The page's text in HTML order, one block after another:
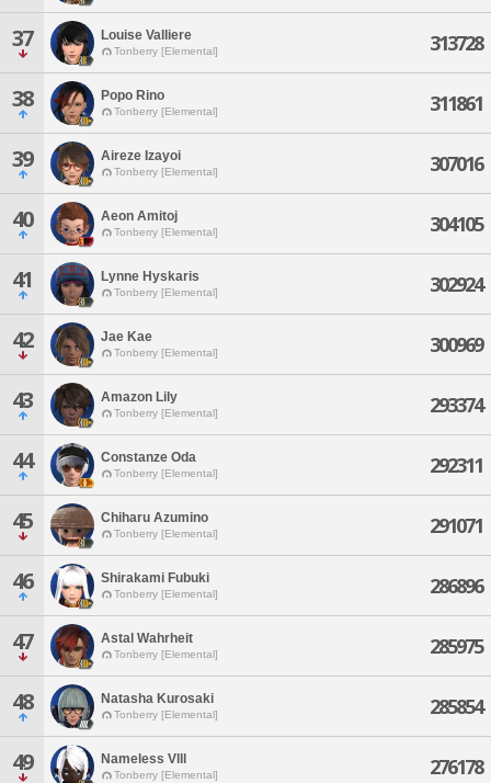
37 Louise Valliere
Tonberry [Elemental] 313728
38 Popo Rino
Tonberry [Elemental] 311861
39 Aireze Izayoi
Tonberry [Elemental] 307016
40 Aeon Amitoj
Tonberry [Elemental] 304105
41 Lynne Hyskaris
Tonberry [Elemental] 302924
42 Jae Kae
Tonberry [Elemental] 300969
43 Amazon Lily
Tonberry [Elemental] 293374
44 Constanze Oda
Tonberry [Elemental] 292311
45 Chiharu Azumino
Tonberry [Elemental] 291071
46 Shirakami Fubuki
Tonberry [Elemental] 286896
47 Astal Wahrheit
Tonberry [Elemental] 285975
48 Natasha Kurosaki
Tonberry [Elemental] 285854
49 Nameless Vlll
Tonberry [Elemental] 276178